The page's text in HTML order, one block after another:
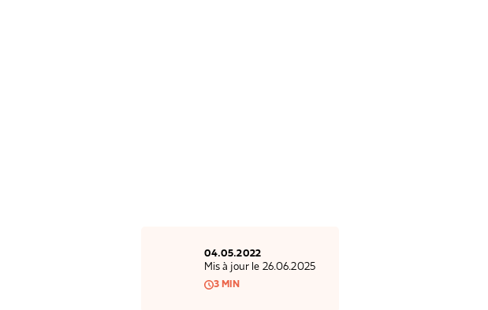
04.05.2022
Mis à jour le 26.06.2025
3 MIN